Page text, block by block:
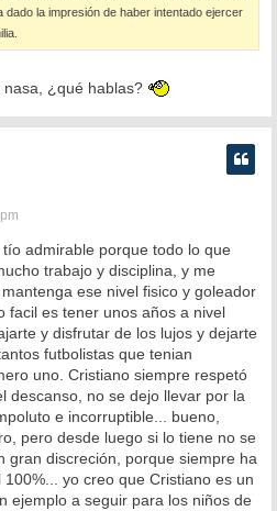
dado la impresión de haber intentado ejercer
¿qué hablas?
admirable porque todo lo que
trabajo y disciplina, y me
ese nivel fisico y goleador
facil es tener unos años a nivel
y disfrutar de los lujos y dejarte
futbolistas que tenian
uno. Cristiano siempre respetó
descanso, no se dejo llevar por la
e incorruptible... bueno,
pero desde luego si lo tiene no se
gran discreción, porque siempre ha
yo creo que Cristiano es un
ejemplo a seguir para los niños de